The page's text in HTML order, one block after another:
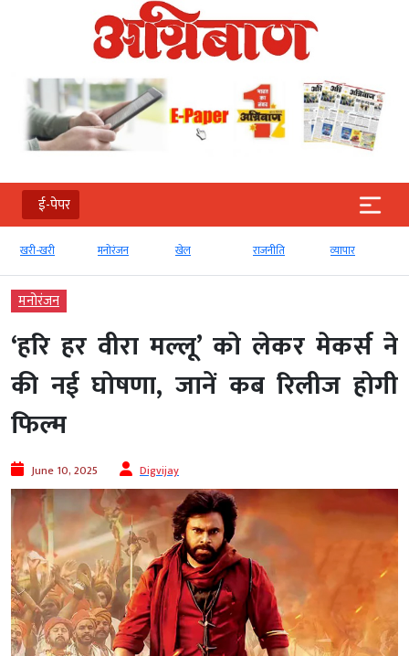
ई-पेपर
खरी-खरी मनोरंजन खेल राजनीति व्‍यापार
मनोरंजन
‘हरि हर वीरा मल्लू’ को लेकर मेकर्स ने
की नई घोषणा, जानें कब रिलीज होगी
फिल्म
June 10, 2025 Digvijay